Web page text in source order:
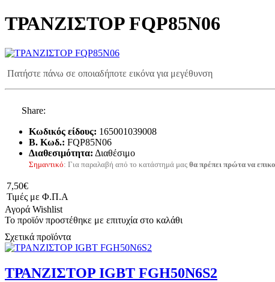
ΤΡΑΝΖΙΣΤΟΡ FQP85N06
Πατήστε πάνω σε οποιαδήποτε εικόνα για μεγέθυνση
Share:
Κωδικός είδους: 165001039008
B. Κωδ.: FQP85N06
Διαθεσιμότητα: Διαθέσιμο
Σημαντικό: Για παραλαβή από το κατάστημά μας θα πρέπει πρώτα να
7,50€
Τιμές με Φ.Π.Α
Αγορά Wishlist
Το προϊόν προστέθηκε με επιτυχία στο καλάθι
Σχετικά προϊόντα
ΤΡΑΝΖΙΣΤΟΡ IGBT FGH50N6S2